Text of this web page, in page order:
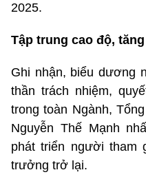
2025.
Tập trung cao độ,
Ghi nhận, biểu dương
thần trách nhiệm,
trong toàn Ngành,
Nguyễn Thế Mạnh
phát triển người tham
trưởng trở lại.